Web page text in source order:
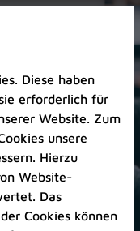
Diese haben
erforderlich für
Website. Zum
unsere
Hierzu
Website-
Das
Cookies können